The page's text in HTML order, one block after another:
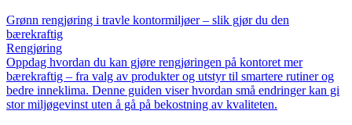
Grønn rengjøring i travle kontormiljøer – slik gjør du den
bærekraftig
Rengjøring
Oppdag hvordan du kan gjøre rengjøringen på kontoret mer
bærekraftig – fra valg av produkter og utstyr til smartere rutiner og
bedre inneklima. Denne guiden viser hvordan små endringer kan gi
stor miljøgevinst uten å gå på bekostning av kvaliteten.